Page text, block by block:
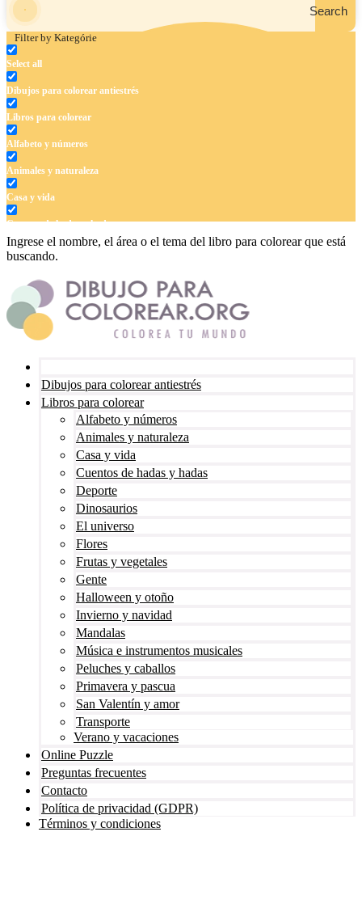
Search
Filter by Kategórie
Select all
Dibujos para colorear antiestrés
Libros para colorear
Alfabeto y números
Animales y naturaleza
Casa y vida
Cuentos de hadas y hadas
Deporte
Dinosaurios
El universo
Flores
Gente
Halloween y otoño
Invierno y navidad
Música e instrumentos musicales
Peluches y caballos
Primavera y pascua
San Valentín y amor
Verano y vacaciones
Libros para colorear para niños
Sin categorizar
Ingrese el nombre, el área o el tema del libro para colorear que está
buscando.
Dibujos para colorear antiestrés
Libros para colorear
Alfabeto y números
Animales y naturaleza
Casa y vida
Cuentos de hadas y hadas
Deporte
Dinosaurios
El universo
Flores
Frutas y vegetales
Gente
Halloween y otoño
Invierno y navidad
Mandalas
Música e instrumentos musicales
Peluches y caballos
Primavera y pascua
San Valentín y amor
Transporte
Verano y vacaciones
Online Puzzle
Preguntas frecuentes
Contacto
Política de privacidad (GDPR)
Términos y condiciones